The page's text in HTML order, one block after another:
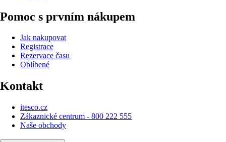
Pomoc s prvním nákupem
Jak nakupovat
Registrace
Rezervace času
Oblíbené
Kontakt
itesco.cz
Zákaznické centrum - 800 222 555
Naše obchody